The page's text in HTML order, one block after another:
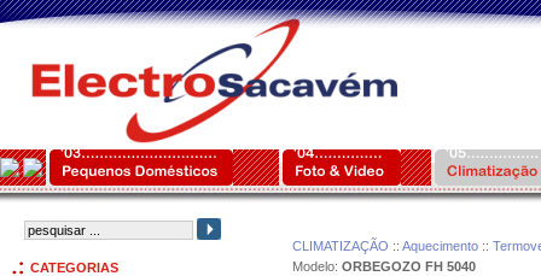
CATEGORIAS
CLIMATIZAÇÃO :: Aquecimento::
Modelo: ORBEGOZO FH 5040